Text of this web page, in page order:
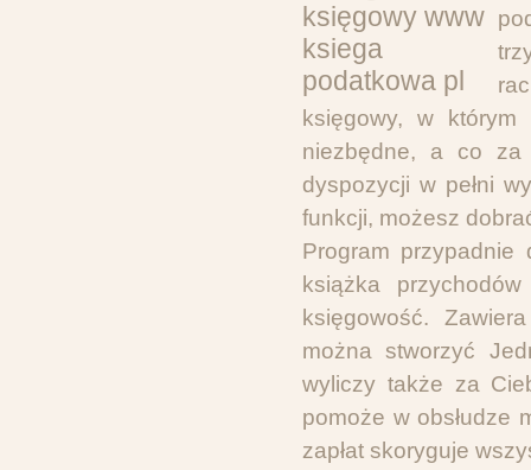
księgowy, w
niezbędne, a co za
dyspozycji w pełni
funkcji, możesz
Program
książka
księgowość.
można stworzyć
wyliczy także za
pomoże w obsłudze
zapłat skoryguje